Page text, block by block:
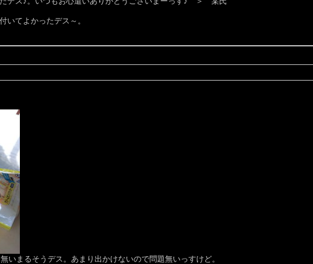
てよかったデス～。
いまるそうデス。あまり出かけないので問題無いっすけど。